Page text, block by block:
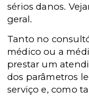
sérios danos.
geral.
Tanto no
médico ou a
prestar um
dos parâmetros
serviço e, como